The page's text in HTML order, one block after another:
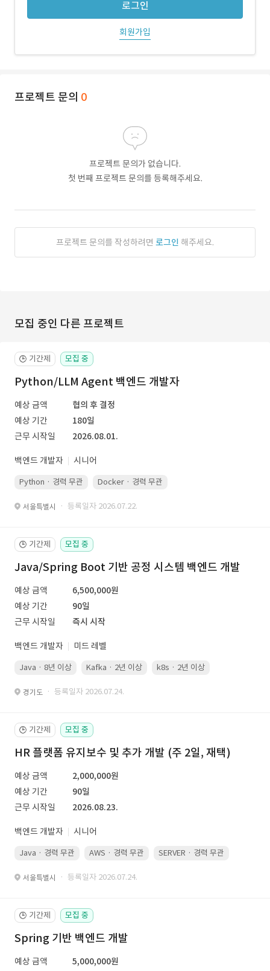
로그인
회원가입
프로젝트 문의 0
프로젝트 문의가 없습니다.
첫 번째 프로젝트 문의를 등록해주세요.
프로젝트 문의를 작성하려면 로그인 해주세요.
모집 중인 다른 프로젝트
🕒 기간제 모집 중
Python/LLM Agent 백엔드 개발자
예상 금액
협의 후 결정
예상 기간
180일
근무 시작일
2026.08.01.
백엔드 개발자 시니어
Python · 경력 무관 Docker · 경력 무관
서울특별시 · 등록일자 2026.07.22.
🕒 기간제 모집 중
Java/Spring Boot 기반 공정 시스템 백엔드 개발
예상 금액
6,500,000원
예상 기간
90일
근무 시작일
즉시 시작
백엔드 개발자 미드 레벨
Java · 8년 이상 Kafka · 2년 이상 k8s · 2년 이상
경기도 · 등록일자 2026.07.24.
🕒 기간제 모집 중
HR 플랫폼 유지보수 및 추가 개발 (주 2일, 재택)
예상 금액
2,000,000원
예상 기간
90일
근무 시작일
2026.08.23.
백엔드 개발자 시니어
Java · 경력 무관 AWS · 경력 무관 SERVER · 경력 무관
서울특별시 · 등록일자 2026.07.24.
🕒 기간제 모집 중
Spring 기반 백엔드 개발
예상 금액
5,000,000원